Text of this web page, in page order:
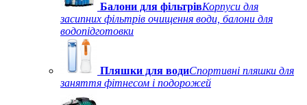
Балони для фільтрівКорпуси для
засипних фільтрів очищення води, балони для
водопідготовки
Пляшки для водиСпортивні пляшки для
заняття фітнесом і подорожей